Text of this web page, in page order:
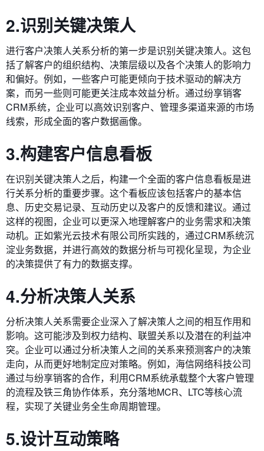
2.识别关键决策人
进行客户决策人关系分析的第一步是识别关键决策人。这包
括了解客户的组织结构、决策层级以及各个决策人的影响力
和偏好。例如，一些客户可能更倾向于技术驱动的解决方
案，而另一些则可能更关注成本效益分析。通过纷享销客
CRM系统，企业可以高效识别客户、管理多渠道来源的市场
线索，形成全面的客户数据画像。
3.构建客户信息看板
在识别关键决策人之后，构建一个全面的客户信息看板是进
行关系分析的重要步骤。这个看板应该包括客户的基本信
息、历史交易记录、互动历史以及客户的反馈和建议。通过
这样的视图，企业可以更深入地理解客户的业务需求和决策
动机。正如紫光云技术有限公司所实践的，通过CRM系统沉
淀业务数据，并进行高效的数据分析与可视化呈现，为企业
的决策提供了有力的数据支撑。
4.分析决策人关系
分析决策人关系需要企业深入了解决策人之间的相互作用和
影响。这可能涉及到权力结构、联盟关系以及潜在的利益冲
突。企业可以通过分析决策人之间的关系来预测客户的决策
走向，从而更好地制定应对策略。例如，海信网络科技公司
通过与纷享销客的合作，利用CRM系统承载整个大客户管理
的流程及铁三角协作体系，充分落地MCR、LTC等核心流
程，实现了关键业务全生命周期管理。
5.设计互动策略